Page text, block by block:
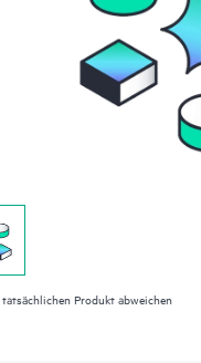
Produkt abweichen